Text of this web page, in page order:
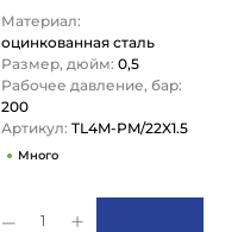
сталь, 1/2 in TL4M-
PM/22X1.5…
Материал:
оцинкованная сталь
Размер, дюйм: 0,5
Рабочее давление, бар:
200
Артикул: TL4M-PM/22X1.5
Много
1